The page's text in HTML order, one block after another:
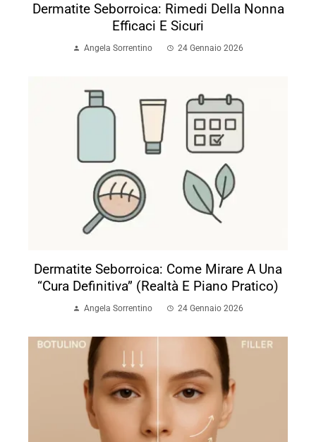
Dermatite Seborroica: Rimedi Della Nonna
Efficaci E Sicuri
Angela Sorrentino 24 Gennaio 2026
Dermatite Seborroica: Come Mirare A Una
“cura Definitiva” (realtà E Piano Pratico)
Angela Sorrentino 24 Gennaio 2026